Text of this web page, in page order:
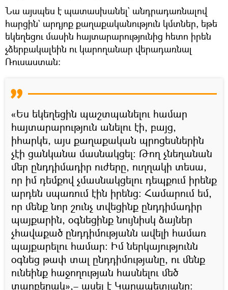
Նա այսպես է պատասխանել` անդրադառնալով
հարցին` արդյոք քաղաքականություն կմտներ, եթե
եկեղեցու մասին հայտարարությունից հետո իրեն
չձերբակալեին ու կարողանար վերադառնալ
Ռուսաստան։
«Ես եկեղեցին պաշտպանելու համար
հայտարարություն անելու էի, բայց,
իհարկե, այս քաղաքական պրոցեսներին
չէի ցանկանա մասնակցել։ Թող չնեղանան
մեր ընդդիմադիր ուժերը, ուղղակի տեսա,
որ իմ դեմքով չմասնակցելու դեպքում իրենք
արդեն սպառում էին իրենց։ Համարում եմ,
որ մենք նոր շունչ տվեցինք ընդդիմադիր
պայքարին, օգնեցինք նույնիսկ ձայներ
չհավաքած ընդդիմությանն ավելի համառ
պայքարելու համար։ Իմ ներկայությունն
օգնեց թափ տալ ընդդիմությանը, ու մենք
ունեինք հաջողության հասնելու մեծ
տարբերակ»,– ասել է Կարապետյանը։